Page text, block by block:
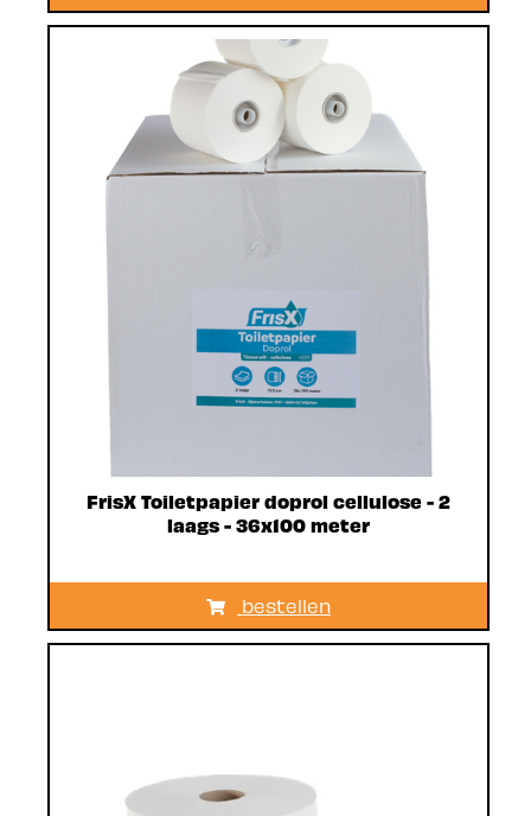
FrisX Toiletpapier doprol cellulose - 2
laags - 36x100 meter
bestellen